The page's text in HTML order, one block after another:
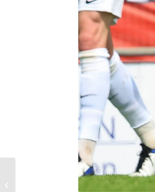
Regionalliga: Heimspiel